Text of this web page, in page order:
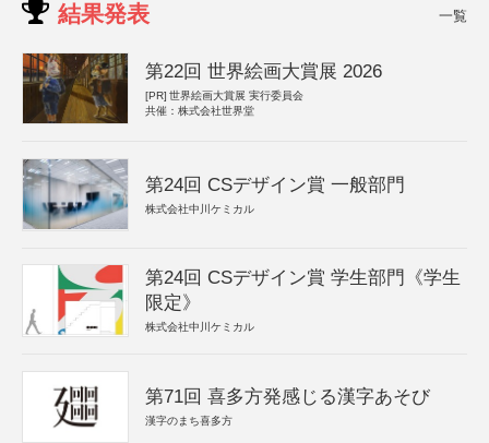
結果発表 一覧
第22回 世界絵画大賞展 2026
[PR] 世界絵画大賞展 実行委員会
共催：株式会社世界堂
第24回 CSデザイン賞 一般部門
株式会社中川ケミカル
第24回 CSデザイン賞 学生部門《学生
限定》
株式会社中川ケミカル
第71回 喜多方発感じる漢字あそび
漢字のまち喜多方